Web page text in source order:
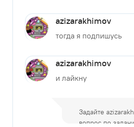
azizarakhimov
тогда я подпишусь
azizarakhimov
и лайкну